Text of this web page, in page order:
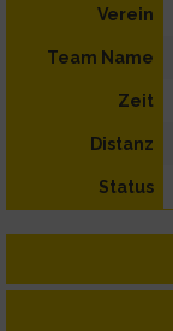
Verein
Team Name
Zeit
Distanz
Status